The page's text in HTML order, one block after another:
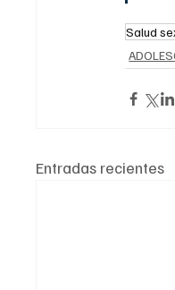
Salud
Entradas recientes